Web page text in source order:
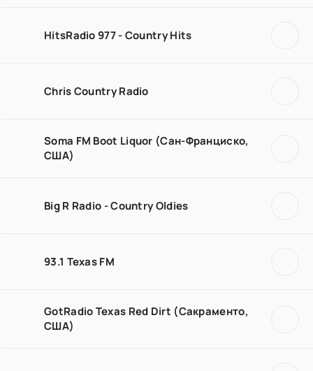
HitsRadio 977 - Country Hits
Chris Country Radio
Soma FM Boot Liquor (Сан-Франциско,
США)
Big R Radio - Country Oldies
93.1 Texas FM
GotRadio Texas Red Dirt (Сакраменто,
США)